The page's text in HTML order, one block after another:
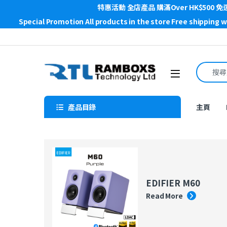
特惠活動 全店產品 購滿Over HK$500 免
Special Promotion All products in the store Free shipping
Skip to navigation
Skip to content
Open Search
產品目錄 主頁
EDIFIER M60
Read More